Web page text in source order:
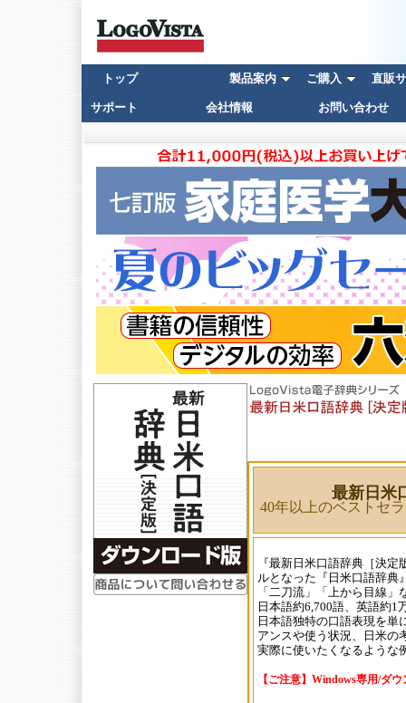
トップ 製品案内 ご購入 直販
サポート 会社情報 お問い合わせ
最新日米
40年以上のベストセ
『最新日米口語辞典［決
ルとなった『日米口語辞典
「二刀流」「上から目線
日本語約6,700語、英語約1
日本語独特の口語表現を単
アンスや使う状況、日米の
実際に使いたくなるような
【ご注意】Windows専用/ダ